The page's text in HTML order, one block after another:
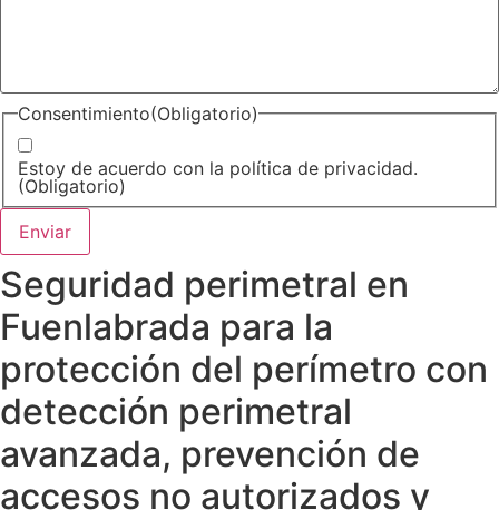
Consentimiento(Obligatorio)
Estoy de acuerdo con la política de privacidad.
(Obligatorio)
Seguridad perimetral en
Fuenlabrada para la
protección del perímetro con
detección perimetral
avanzada, prevención de
accesos no autorizados y